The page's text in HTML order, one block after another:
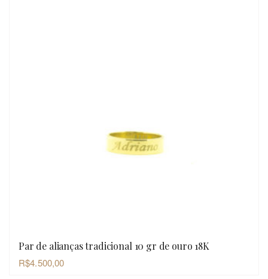
OLHADA RÁPIDA
Par de alianças tradicional 10 gr de ouro 18K
R$4.500,00